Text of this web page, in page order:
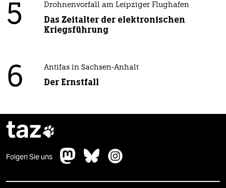
5 Drohnenvorfall am Leipziger Flughafen
Das Zeitalter der elektronischen
Kriegsführung
6 Antifas in Sachsen-Anhalt
Der Ernstfall
taz
Folgen Sie uns